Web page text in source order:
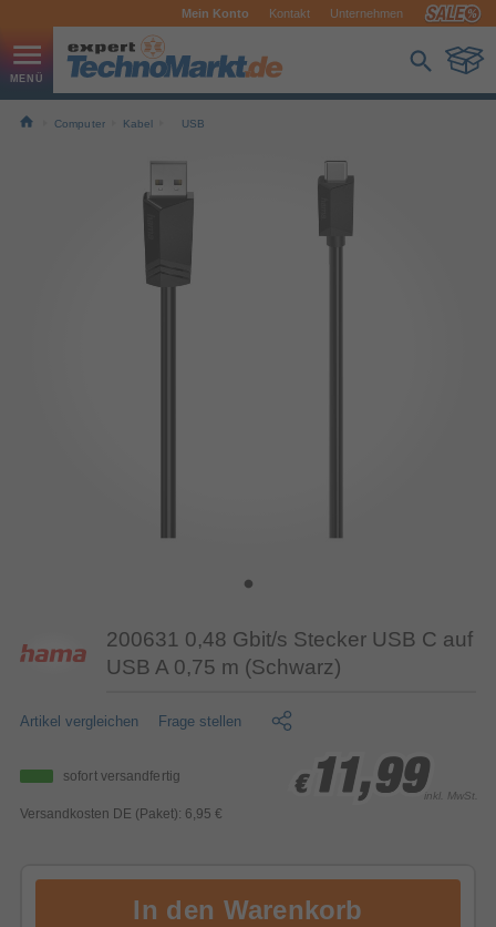
Mein Konto Kontakt Unternehmen
Computer Kabel USB
200631 0,48 Gbit/s Stecker USB C auf
USB A 0,75 m (Schwarz)
Artikel vergleichen Frage stellen
sofort versandfertig
Versandkosten DE (Paket): 6,95 €
€ 11,99
€ 11,99
€ 11,99inkl. MwSt.